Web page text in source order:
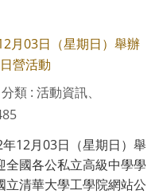
月03日（星期日）舉辦
營活動
類 : 活動資訊、
12月03日（星期日）舉
國各公私立高級中學學
清華大學工學院網站公